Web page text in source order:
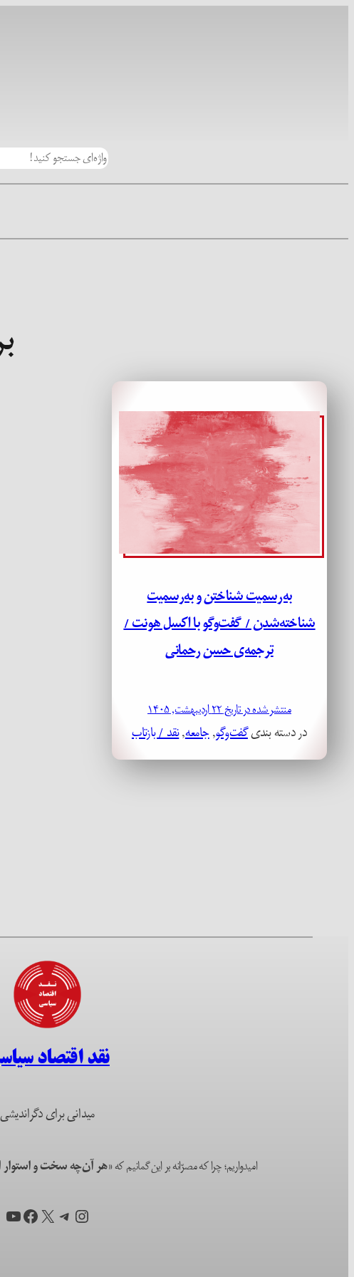
به‌رسمیت شناختن و به‌رسمیت
شناخته‌شدن / گفت‌وگو با اکسل هونت /
ترجمه‌ی حسن رحمانی
منتشر شده در تاریخ ۲۲ اردیبهشت, ۱۴۰۵
در دسته بندیگفت‌وگو, جامعه, نقد / بازتاب
نقد اقتصاد
میدانی برای دگراندیشی
امیدواریم؛ چرا که مصرّانه بر این گمانیم که«هر آن‌چه سخت و استوار
اینستاگرم
تلگرام
X فیس‌بوک
یوتیوب